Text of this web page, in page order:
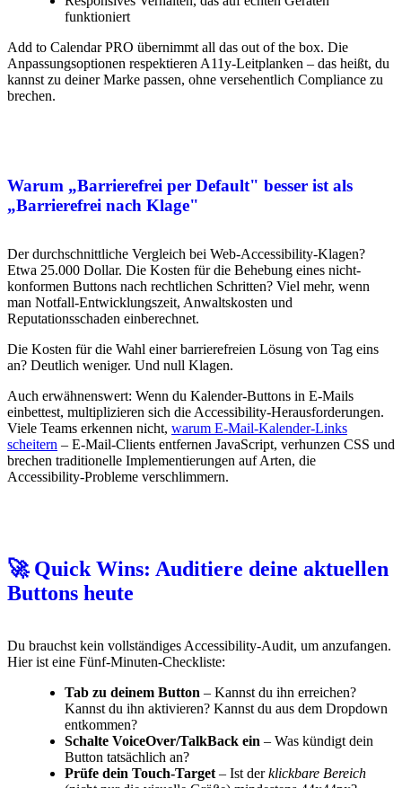
funktioniert
Add to Calendar PRO übernimmt all das out of the box. Die
Anpassungsoptionen respektieren A11y-Leitplanken – das heißt, du
kannst zu deiner Marke passen, ohne versehentlich Compliance zu
brechen.
Warum „Barrierefrei per Default" besser ist als
„Barrierefrei nach Klage"
Der durchschnittliche Vergleich bei Web-Accessibility-Klagen?
Etwa 25.000 Dollar. Die Kosten für die Behebung eines nicht-
konformen Buttons nach rechtlichen Schritten? Viel mehr, wenn
man Notfall-Entwicklungszeit, Anwaltskosten und
Reputationsschaden einberechnet.
Die Kosten für die Wahl einer barrierefreien Lösung von Tag eins
an? Deutlich weniger. Und null Klagen.
Auch erwähnenswert: Wenn du Kalender-Buttons in E-Mails
einbettest, multiplizieren sich die Accessibility-Herausforderungen.
Viele Teams erkennen nicht, warum E-Mail-Kalender-Links
scheitern – E-Mail-Clients entfernen JavaScript, verhunzen CSS und
brechen traditionelle Implementierungen auf Arten, die
Accessibility-Probleme verschlimmern.
🚀 Quick Wins: Auditiere deine aktuellen
Buttons heute
Du brauchst kein vollständiges Accessibility-Audit, um anzufangen.
Hier ist eine Fünf-Minuten-Checkliste:
Tab zu deinem Button – Kannst du ihn erreichen?
Kannst du ihn aktivieren? Kannst du aus dem Dropdown
entkommen?
Schalte VoiceOver/TalkBack ein – Was kündigt dein
Button tatsächlich an?
Prüfe dein Touch-Target – Ist derklickbare Bereich